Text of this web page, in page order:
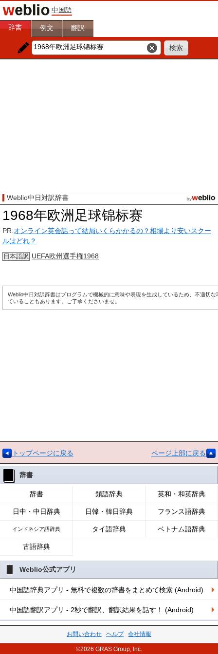
中国語
辞書 例文 翻訳
Weblio中日対訳辞書
1968年欧洲足球锦标赛
PR:オンライン英会話って結局いくらかかるの？相場より安いスクー
ルはどれ？
日本語訳 UEFA欧州選手権1968
Weblio中日対訳辞書はプログラムで機械的に意味や表現を生成しているため、不適切な
ていることもあります。ご了承くださいませ。
トップページに戻る ページ上部に戻る
辞書
辞書 類語辞典 英和・和英辞典
日中・中日辞典 日韓・韓日辞典 フランス語辞典
インドネシア語辞典 タイ語辞典 ベトナム語辞典
古語辞典
Weblio公式アプリ
中国語辞典アプリ - 無料で複数の辞書をまとめて検索 (Android)
中国語翻訳アプリ - 2秒で翻訳、翻訳結果を話す！ (Android)
お問い合わせ ヘルプ 会社情報
©2026 GRAS Group, Inc.